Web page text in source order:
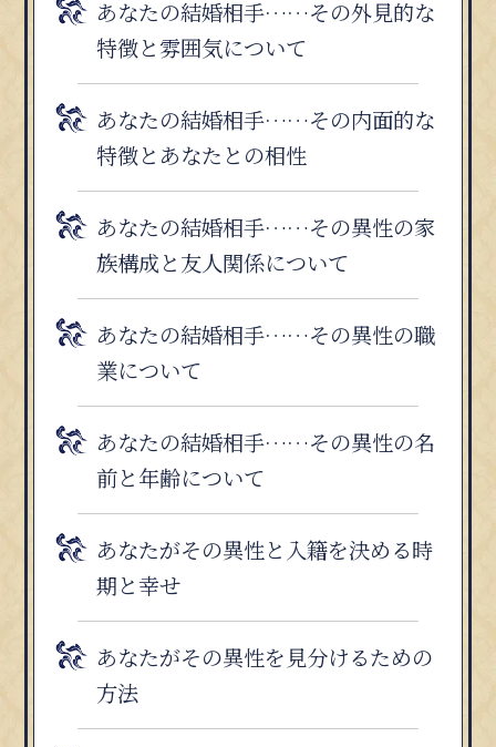
あなたの結婚相手……その外見的な
特徴と雰囲気について
あなたの結婚相手……その内面的な
特徴とあなたとの相性
あなたの結婚相手……その異性の家
族構成と友人関係について
あなたの結婚相手……その異性の職
業について
あなたの結婚相手……その異性の名
前と年齢について
あなたがその異性と入籍を決める時
期と幸せ
あなたがその異性を見分けるための
方法